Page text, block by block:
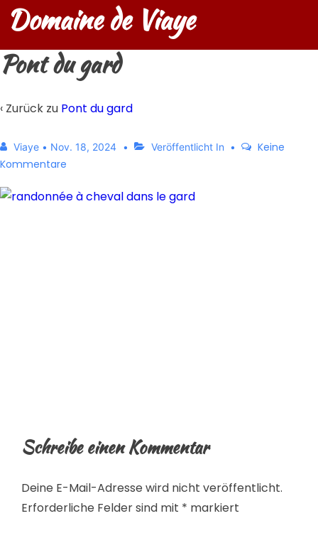
Domaine de Viaye
Pont du gard
‹ Zurück zu Pont du gard
Viaye • Nov. 18, 2024 Veröffentlicht In
Keine
Kommentare
Schreibe einen Kommentar
Deine E-Mail-Adresse wird nicht veröffentlicht.
Erforderliche Felder sind mit * markiert